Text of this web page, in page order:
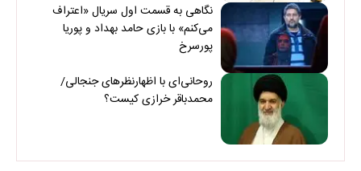
نگاهی به قسمت اول سریال «اعتراف
می‌کنم» با بازی حامد بهداد و پوریا
پورسرخ
روحانی‌ای با اظهارنظرهای جنجالی/
محمدباقر خرازی کیست؟